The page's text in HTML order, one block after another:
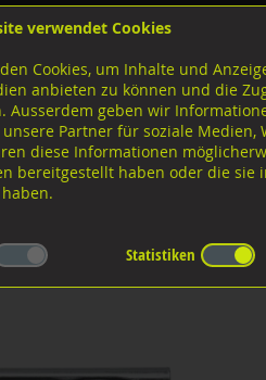
8
20 30
FB
IG
Infos/Downloads
Deckennägel
verwendet Cookies
Cookies, um Inhalte und
anbieten zu können und die
Ausserdem geben wir
Partner für soziale Medien,
diese Informationen
bereitgestellt haben oder die sie
Statistiken